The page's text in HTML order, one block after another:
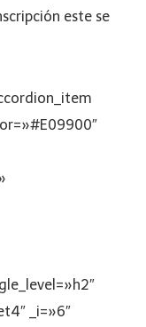
este se
_i=»6″